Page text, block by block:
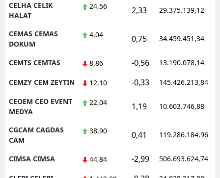
CELHA CELIK
HALAT
24,56 2,33 29.375.139,12
CEMAS CEMAS
DOKUM
4,04 0,75 34.459.451,34
CEMTS CEMTAS 8,86 -0,56 13.190.078,14
CEMZY CEM ZEYTIN 12,10 -0,33 145.426.213,84
CEOEM CEO EVENT
MEDYA
22,04 1,19 10.603.746,88
CGCAM CAGDAS
CAM
38,90 0,41 119.286.184,96
CIMSA CIMSA 44,84 -2,99 506.693.624,74